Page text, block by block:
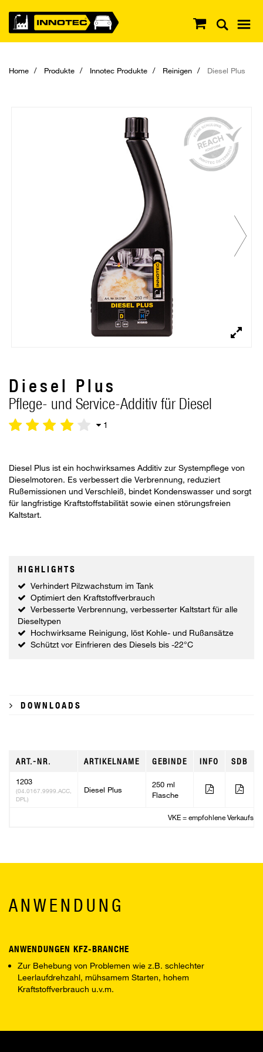
Home Produkte Innotec Produkte Reinigen Diesel Plus
Diesel Plus
Pflege- und Service-Additiv für Diesel
1
Diesel Plus ist ein hochwirksames Additiv zur Systempflege von
Dieselmotoren. Es verbessert die Verbrennung, reduziert
Rußemissionen und Verschleiß, bindet Kondenswasser und sorgt
für langfristige Kraftstoffstabilität sowie einen störungsfreien
Kaltstart.
HIGHLIGHTS
Verhindert Pilzwachstum im Tank
Optimiert den Kraftstoffverbrauch
Verbesserte Verbrennung, verbesserter Kaltstart für alle
Dieseltypen
Hochwirksame Reinigung, löst Kohle- und Rußansätze
Schützt vor Einfrieren des Diesels bis -22°C
DOWNLOADS
ART.-NR. ARTIKELNAME GEBINDE INFO SDB
1203
(04.0167.9999.ACC,
DPL)
Diesel Plus
250 ml
Flasche
VKE = empfohlene
ANWENDUNG
ANWENDUNGEN KFZ-BRANCHE
Zur Behebung von Problemen wie z.B. schlechter
Leerlaufdrehzahl, mühsamem Starten, hohem
Kraftstoffverbrauch u.v.m.